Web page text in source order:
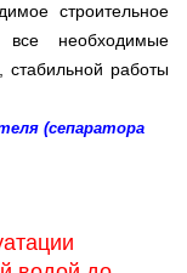
строительное
необходимые
работы
(сепаратора